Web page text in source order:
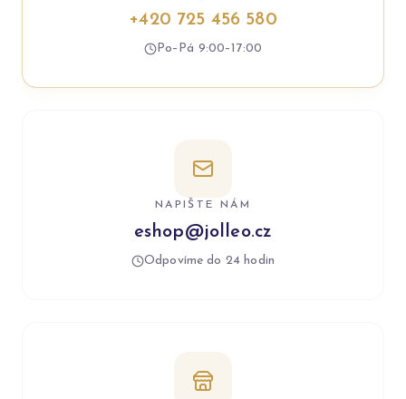
+420 725 456 580
Po–Pá 9:00–17:00
NAPIŠTE NÁM
eshop@jolleo.cz
Odpovíme do 24 hodin